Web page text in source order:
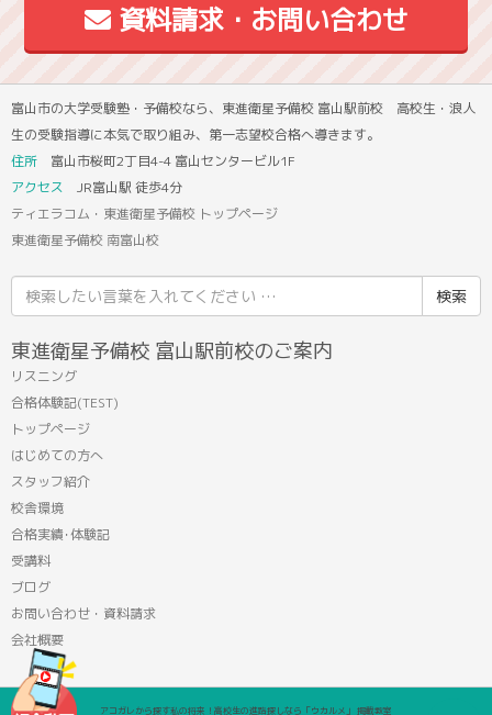
資料請求・お問い合わせ
富山市の大学受験塾・予備校なら、東進衛星予備校 富山駅前校 高校生・浪人
生の受験指導に本気で取り組み、第一志望校合格へ導きます。
住所 富山市桜町2丁目4-4 富山センタービル1F
アクセス JR富山駅 徒歩4分
ティエラコム・東進衛星予備校 トップページ
東進衛星予備校 南富山校
索
結
果:
東進衛星予備校 富山駅前校のご案内
リスニング
合格体験記(TEST)
トップページ
はじめての方へ
スタッフ紹介
校舎環境
合格実績･体験記
受講料
ブログ
お問い合わせ・資料請求
会社概要
アコガレから探す私の将来！高校生の進路探しなら「ウカルメ」 掲載教室